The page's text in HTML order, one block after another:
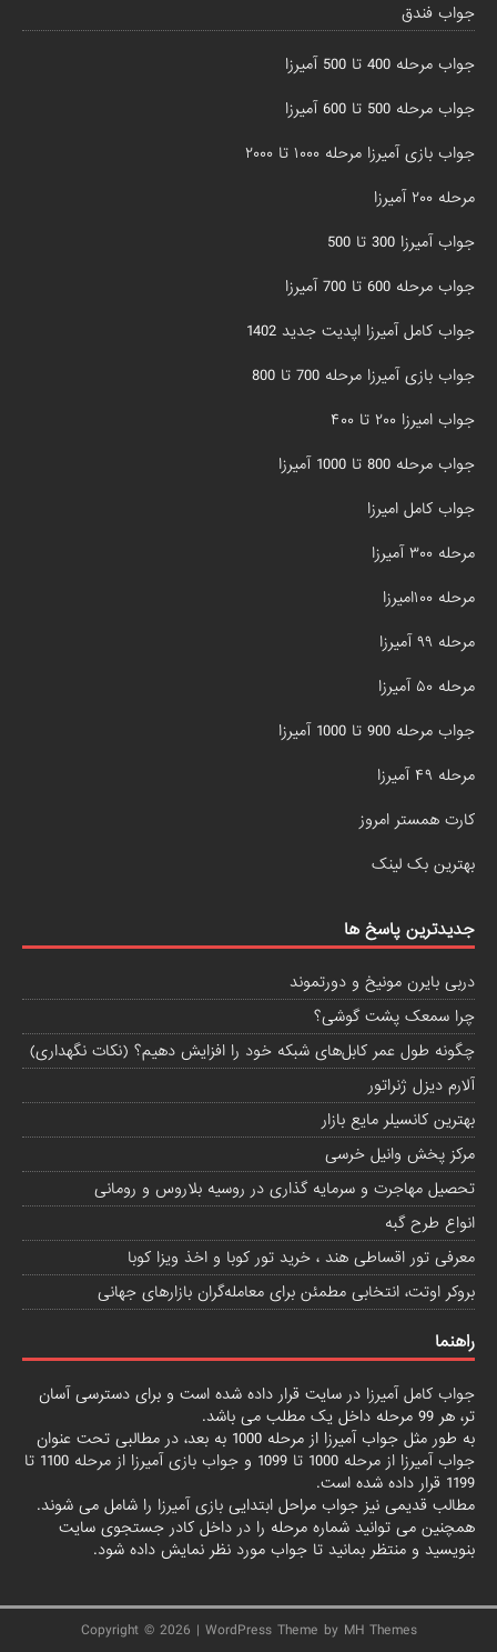
جواب فندق
جواب مرحله 400 تا 500 آمیرزا
جواب مرحله 500 تا 600 آمیرزا
جواب بازی آمیرزا مرحله ۱۰۰۰ تا ۲۰۰۰
مرحله ۲۰۰ آمیرزا
جواب آمیرزا 300 تا 500
جواب مرحله 600 تا 700 آمیرزا
جواب کامل آمیرزا اپدیت جدید 1402
جواب بازی آمیرزا مرحله 700 تا 800
جواب امیرزا ۲۰۰ تا ۴۰۰
جواب مرحله 800 تا 1000 آمیرزا
جواب کامل امیرزا
مرحله ۳۰۰ آمیرزا
مرحله ۱۰۰امیرزا
مرحله ۹۹ آمیرزا
مرحله ۵۰ آمیرزا
جواب مرحله 900 تا 1000 آمیرزا
مرحله ۴۹ آمیرزا
کارت همستر امروز
بهترین بک لینک
جدیدترین پاسخ ها
دربی بایرن مونیخ و دورتموند
چرا سمعک پشت گوشی؟
چگونه طول عمر کابل‌های شبکه خود را افزایش دهیم؟ (نکات نگهداری)
آلارم دیزل ژنراتور
بهترین کانسیلر مایع بازار
مرکز پخش وانیل خرسی
تحصیل مهاجرت و سرمایه گذاری در روسیه بلاروس و رومانی
انواع طرح گبه
معرفی تور اقساطی هند ، خرید تور کوبا و اخذ ویزا کوبا
بروکر اوتت، انتخابی مطمئن برای معامله‌گران بازارهای جهانی
راهنما
جواب کامل آمیرزا در سایت قرار داده شده است و برای دسترسی آسان
تر، هر 99 مرحله داخل یک مطلب می باشد.
به طور مثل جواب آمیرزا از مرحله 1000 به بعد، در مطالبی تحت عنوان
جواب آمیرزا از مرحله 1000 تا 1099
و
جواب بازی آمیرزا از مرحله 1100 تا
1199 قرار داده شده است.
مطالب قدیمی نیز جواب مراحل ابتدایی بازی آمیرزا را شامل می شوند.
همچنین می توانید شماره مرحله را در داخل کادر جستجوی سایت
بنویسید و منتظر بمانید تا جواب مورد نظر نمایش داده شود.
Copyright © 2026 | WordPress Theme by MH Themes